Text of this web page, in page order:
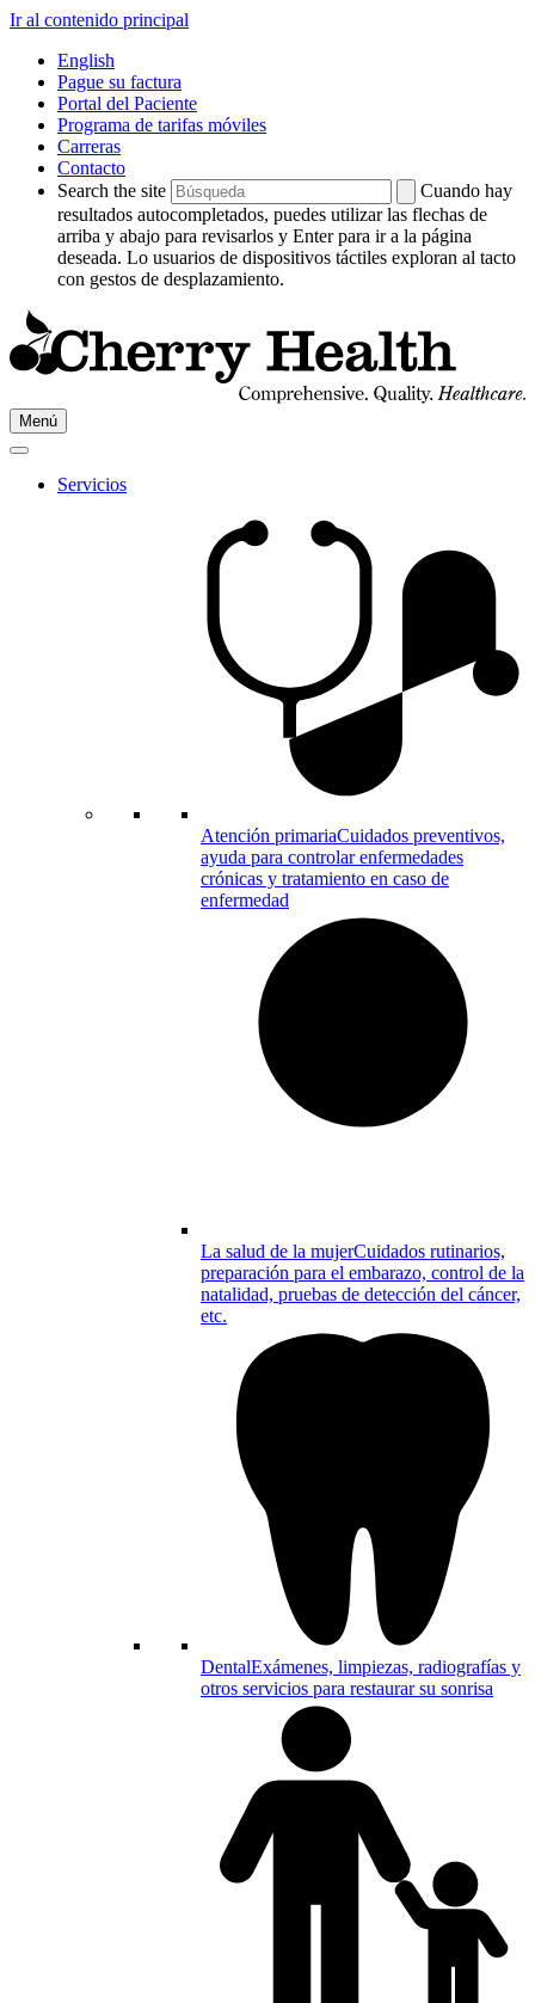
Ir al contenido principal
English
Pague su factura
Portal del Paciente
Programa de tarifas móviles
Carreras
Contacto
Search the site
Cuando hay
resultados autocompletados, puedes utilizar las flechas de
arriba y abajo para revisarlos y Enter para ir a la página
deseada. Lo usuarios de dispositivos táctiles exploran al tacto
con gestos de desplazamiento.
Ir
a
Cherry
HealthPágina
Menú
Servicios
Atención primariaCuidados preventivos,
ayuda para controlar enfermedades
crónicas y tratamiento en caso de
enfermedad
La salud de la mujerCuidados rutinarios,
preparación para el embarazo, control de la
natalidad, pruebas de detección del cáncer,
etc.
DentalExámenes, limpiezas, radiografías y
otros servicios para restaurar su sonrisa